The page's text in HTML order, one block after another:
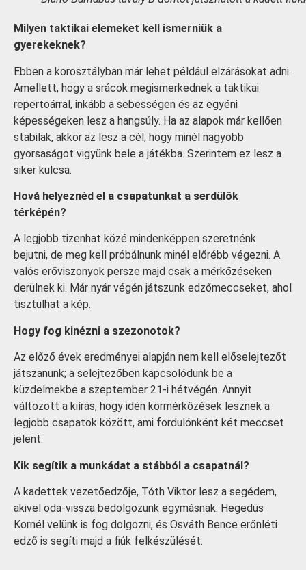
Milyen taktikai elemeket kell ismerniük a
gyerekeknek?
Ebben a korosztályban már lehet például elzárásokat adni.
Amellett, hogy a srácok megismerkednek a taktikai
repertoárral, inkább a sebességen és az egyéni
képességeken lesz a hangsúly. Ha az alapok már kellően
stabilak, akkor az lesz a cél, hogy minél nagyobb
gyorsaságot vigyünk bele a játékba. Szerintem ez lesz a
siker kulcsa.
Hová helyeznéd el a csapatunkat a serdülők
térképén?
A legjobb tizenhat közé mindenképpen szeretnénk
bejutni, de meg kell próbálnunk minél előrébb végezni. A
valós erőviszonyok persze majd csak a mérkőzéseken
derülnek ki. Már nyár végén játszunk edzőmeccseket, ahol
tisztulhat a kép.
Hogy fog kinézni a szezonotok?
Az előző évek eredményei alapján nem kell előselejtezőt
játszanunk; a selejtezőben kapcsolódunk be a
küzdelmekbe a szeptember 21-i hétvégén. Annyit
változott a kiírás, hogy idén körmérkőzések lesznek a
legjobb csapatok között, ami fordulónként két meccset
jelent.
Kik segítik a munkádat a stábból a csapatnál?
A kadettek vezetőedzője, Tóth Viktor lesz a segédem,
akivel oda-vissza bedolgozunk egymásnak. Hegedüs
Kornél velünk is fog dolgozni, és Osváth Bence erőnléti
edző is segíti majd a fiúk felkészülését.